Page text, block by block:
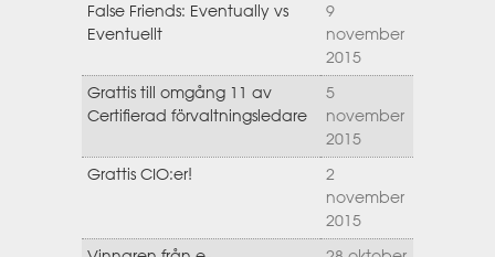
False Friends: Eventually vs
Eventuellt
9
november
2015
Grattis till omgång 11 av
Certifierad förvaltningsledare
5
november
2015
Grattis CIO:er!
2
november
2015